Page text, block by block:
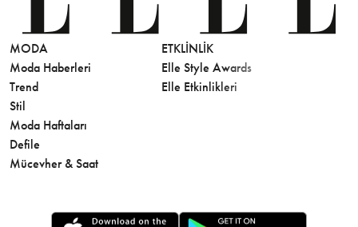
MODA
Moda Haberleri
Trend
Stil
Moda Haftaları
Defile
Mücevher & Saat
ETKLINLIK
Elle Style Awards
Elle Etkinlikleri